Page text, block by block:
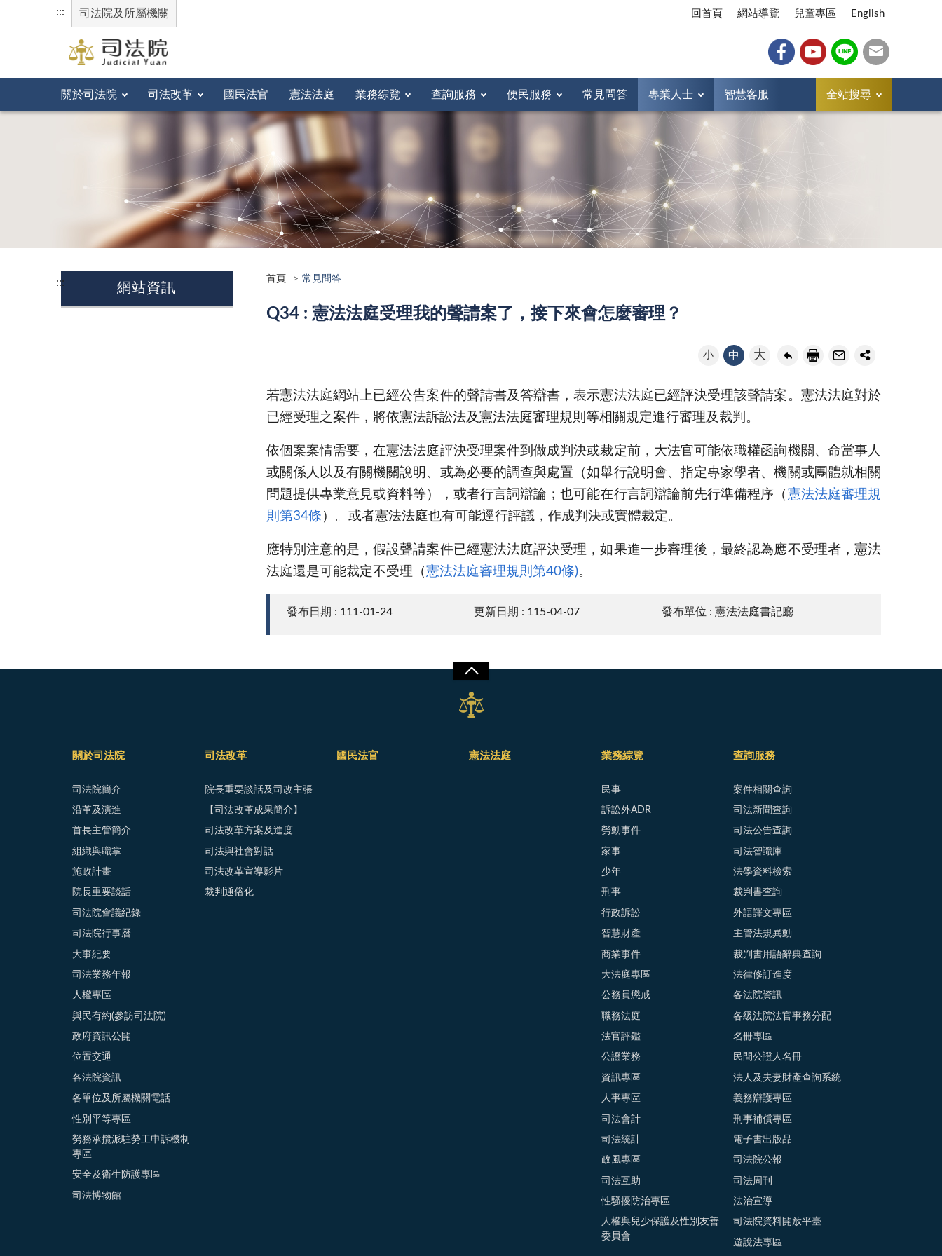
::: 司法院及所屬機關 回首頁 網站導覽 兒童專區 English
關於司法院 司法改革 國民法官 憲法法庭 業務綜覽 查詢服務 便民服務 常見問答 專業人士 智慧客服 全站搜尋
::: 網站資訊
首頁 常見問答
Q34 : 憲法法庭受理我的聲請案了，接下來會怎麼審理？
小 中 大
若憲法法庭網站上已經公告案件的聲請書及答辯書，表示憲法法庭已經評決受理該聲請案。憲法法庭對於
已經受理之案件，將依憲法訴訟法及憲法法庭審理規則等相關規定進行審理及裁判。
依個案案情需要，在憲法法庭評決受理案件到做成判決或裁定前，大法官可能依職權函詢機關、命當事人
或關係人以及有關機關說明、或為必要的調查與處置（如舉行說明會、指定專家學者、機關或團體就相關
問題提供專業意見或資料等），或者行言詞辯論；也可能在行言詞辯論前先行準備程序（ 憲法法庭審理規
則第34條 ）。或者憲法法庭也有可能逕行評議，作成判決或實體裁定。
應特別注意的是，假設聲請案件已經憲法法庭評決受理，如果進一步審理後，最終認為應不受理者，憲法
法庭還是可能裁定不受理（憲法法庭審理規則第40條)。
發布日期 : 111-01-24 更新日期 : 115-04-07 發布單位 : 憲法法庭書記廳
關於司法院
司法院簡介
沿革及演進
首長主管簡介
組織與職掌
施政計畫
院長重要談話
司法院會議紀錄
司法院行事曆
大事紀要
司法業務年報
人權專區
與民有約(參訪司法院)
政府資訊公開
位置交通
各法院資訊
各單位及所屬機關電話
性別平等專區
勞務承攬派駐勞工申訴機制
專區
安全及衛生防護專區
司法博物館
司法改革
院長重要談話及司改主張
【司法改革成果簡介】
司法改革方案及進度
司法與社會對話
司法改革宣導影片
裁判通俗化
國民法官 憲法法庭 業務綜覽
民事
訴訟外ADR
勞動事件
家事
少年
刑事
行政訴訟
智慧財產
商業事件
大法庭專區
公務員懲戒
職務法庭
法官評鑑
公證業務
資訊專區
人事專區
司法會計
司法統計
政風專區
司法互助
性騷擾防治專區
人權與兒少保護及性別友善
委員會
查詢服務
案件相關查詢
司法新聞查詢
司法公告查詢
司法智識庫
法學資料檢索
裁判書查詢
外語譯文專區
主管法規異動
裁判書用語辭典查詢
法律修訂進度
各法院資訊
各級法院法官事務分配
名冊專區
民間公證人名冊
法人及夫妻財產查詢系統
義務辯護專區
刑事補償專區
電子書出版品
司法院公報
司法周刊
法治宣導
司法院資料開放平臺
遊說法專區